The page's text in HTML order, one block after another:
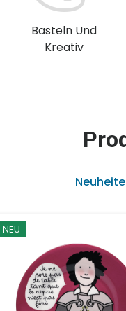
Basteln Und
Kreativ
NEU